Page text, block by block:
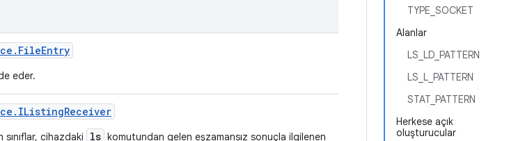
TYPE_SOCKET
Alanlar
LS_LD_PATTERN
LS_L_PATTERN
STAT_PATTERN
Herkese açık
oluşturucular
. FileEntry
eder.
. IListingReceiver
cihazdaki ls komutundan gelen eşzamansız sonuçla ilgilenen